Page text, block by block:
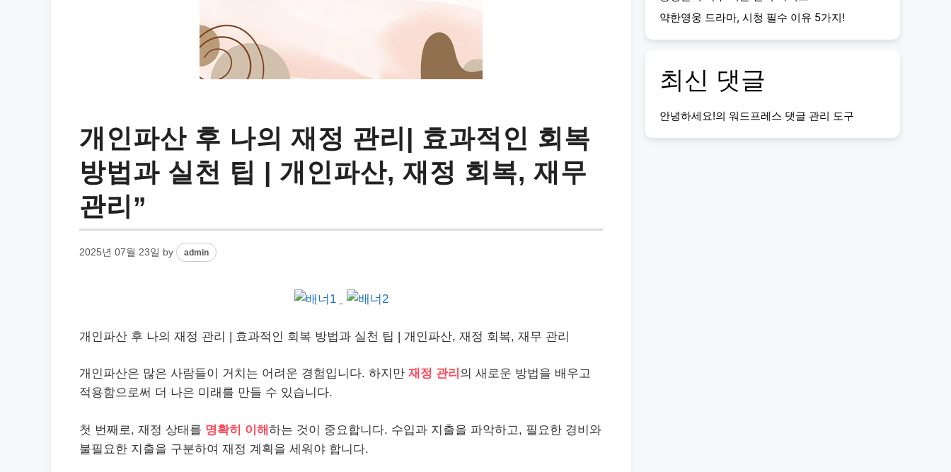
개인파산 후 나의 재정 관리| 효과적인 회복
방법과 실천 팁 | 개인파산, 재정 회복, 재무
관리”
2025년 07월 23일 by admin
개인 파산 후 나의 재정 관리 | 효과적인 회복 방법과 실천 팁 | 개인 파산, 재정 회복, 재무 관리
개인파산은 많은 사람들이 거치는 어려운 경험입니다. 하지만 재정 관리 의 새로운 방법을 배우고
적용함으로써 더 나은 미래를 만들 수 있습니다.
첫 번째로, 재정 상태를 명확히 이해하는 것이 중요합니다. 수입과 지출을 파악하고, 필요한 경비와
불필요한 지출을 구분하여 재정 계획을 세워야 합니다.
약한영웅 드라마, 시청 필수 이유 5가지!
최신 댓글
안녕하세요!의 워드프레스 댓글 관리 도구